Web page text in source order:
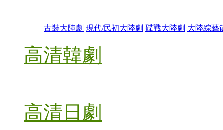
古裝大陸劇 現代/民初大陸劇 碟戰大陸劇 大陸綜藝
高清韓劇
高清日劇